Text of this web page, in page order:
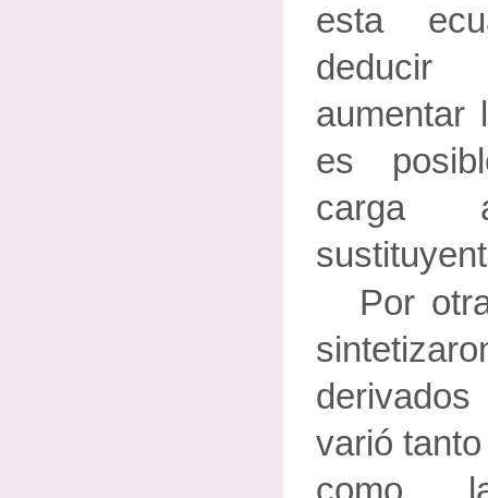
esta
aumentar
es
carga
Por
varió